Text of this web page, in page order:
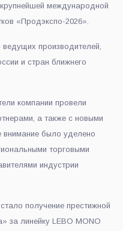
международной
«Продэкспо-2026».
производителей,
и стран ближнего
компании провели
а также с новыми
внимание было уделено
торговыми
индустрии
получение престижной
за линейку LEBO MONO